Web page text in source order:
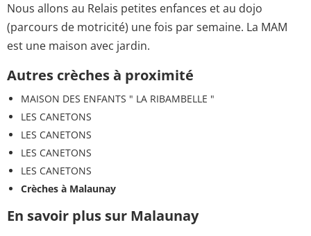
Nous allons au Relais petites enfances et au dojo
(parcours de motricité) une fois par semaine. La MAM
est une maison avec jardin.
Autres crèches à proximité
MAISON DES ENFANTS " LA RIBAMBELLE "
LES CANETONS
LES CANETONS
LES CANETONS
LES CANETONS
Crèches à Malaunay
En savoir plus sur Malaunay